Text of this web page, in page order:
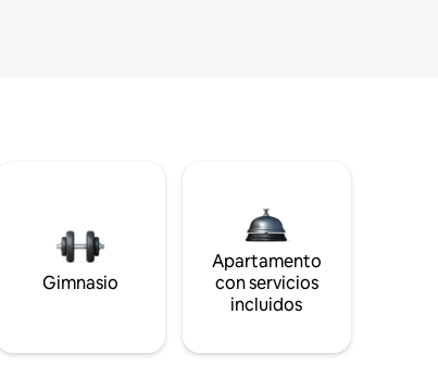
Gimnasio
Apartamento
con servicios
incluidos